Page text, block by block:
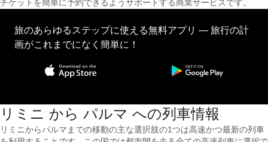
チケットを簡単に予約できるようサポートする商業サービスです。
旅のあらゆるステップに使える無料アプリ — 旅行の計
画がこれまでになく簡単に！
リミニ から パルマ への列車情報
リミニからパルマまでの移動の主な選択肢の1つは高速かつ最新の列車